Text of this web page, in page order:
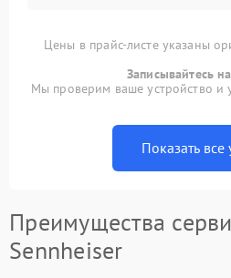
Цены в прайс-листе указаны
Записывайтесь
Мы проверим ваше устройство и
Показать все
Преимущества
Sennheiser